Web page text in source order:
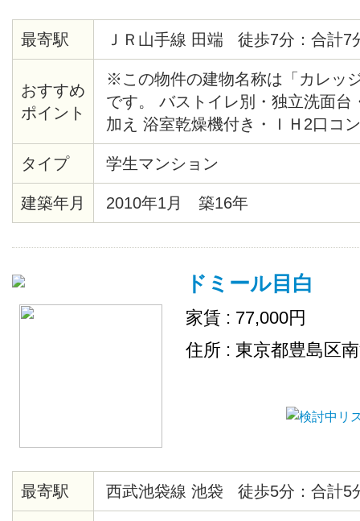
最寄駅 ＪＲ山手線 田端 徒歩7分：合計7
おすすめ
ポイント
※この物件の建物名称は「カレッ
です。 バストイレ別・独立洗面台
加え 浴室乾燥機付き・ＩＨ2口コ
成22年1月竣工のマンション！ 駅
TSUTAYA、マンション近くにはス
ります。
タイプ 学生マンション
建築年月 2010年1月 築16年
ドミール目白
家賃 : 77,000円
住所 : 東京都豊島区
最寄駅 西武池袋線 池袋 徒歩5分：合計5